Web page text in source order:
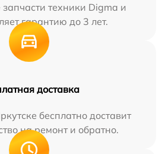
техники Digma и
гарантию до 3 лет.
доставка
бесплатно доставит
на ремонт и обратно.